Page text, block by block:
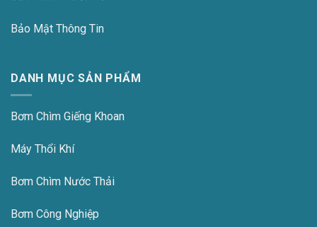
Bảo Mật Thông Tin
DANH MỤC SẢN PHẨM
Bơm Chìm Giếng Khoan
Máy Thổi Khí
Bơm Chìm Nước Thải
Bơm Công Nghiệp